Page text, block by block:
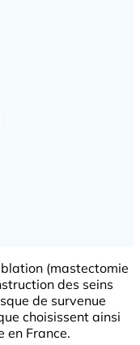
(mastectomie
des seins
de survenue
choisissent ainsi
en France.